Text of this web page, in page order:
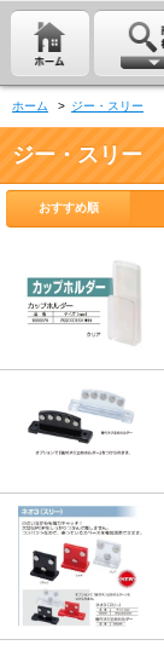
ホーム > ジー・スリー
ジー・スリー
おすすめ順